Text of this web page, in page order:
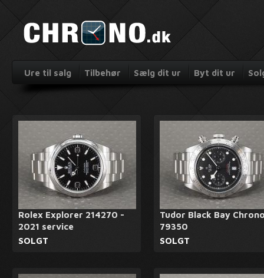
Ure til salg Tilbehør Sælg dit ur Byt dit ur
Rolex Explorer 214270 -
2021 service
SOLGT
Tudor Black Bay
79350
SOLGT